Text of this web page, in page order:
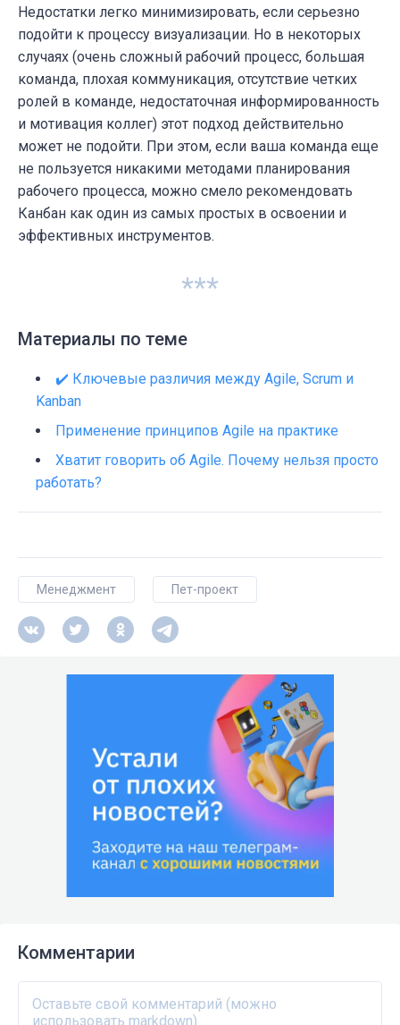
Недостатки легко минимизировать, если серьезно
подойти к процессу визуализации. Но в некоторых
случаях (очень сложный рабочий процесс, большая
команда, плохая коммуникация, отсутствие четких
ролей в команде, недостаточная информированность
и мотивация коллег) этот подход действительно
может не подойти. При этом, если ваша команда еще
не пользуется никакими методами планирования
рабочего процесса, можно смело рекомендовать
Канбан как один из самых простых в освоении и
эффективных инструментов.
***
Материалы по теме
✔️ Ключевые различия между Agile, Scrum и
Kanban
Применение принципов Agile на практике
Хватит говорить об Agile. Почему нельзя просто
работать?
Менеджмент Пет-проект
Комментарии